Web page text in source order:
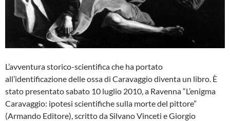
L’avventura storico-scientifica che ha portato
all’identificazione delle ossa di Caravaggio diventa un libro. È
stato presentato sabato 10 luglio 2010, a Ravenna “L’enigma
Caravaggio: ipotesi scientifiche sulla morte del pittore”
(Armando Editore), scritto da Silvano Vinceti e Giorgio